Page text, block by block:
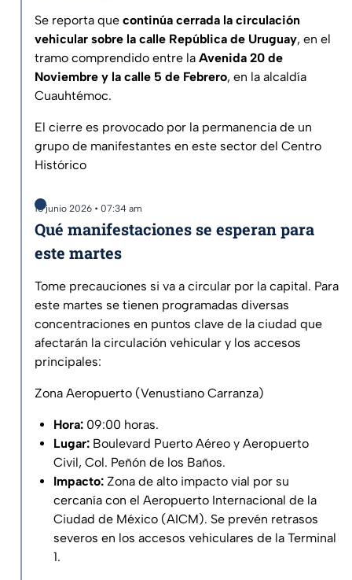
Se reporta que continúa cerrada la circulación
vehicular sobre la calle República de Uruguay, en el
tramo comprendido entre la Avenida 20 de
Noviembre y la calle 5 de Febrero, en la alcaldía
Cuauhtémoc.
El cierre es provocado por la permanencia de un
grupo de manifestantes en este sector del Centro
Histórico
16 junio 2026 • 07:34 am
Qué manifestaciones se esperan para
este martes
Tome precauciones si va a circular por la capital. Para
este martes se tienen programadas diversas
concentraciones en puntos clave de la ciudad que
afectarán la circulación vehicular y los accesos
principales:
Zona Aeropuerto (Venustiano Carranza)
Hora: 09:00 horas.
Lugar: Boulevard Puerto Aéreo y Aeropuerto
Civil, Col. Peñón de los Baños.
Impacto: Zona de alto impacto vial por su
cercanía con el Aeropuerto Internacional de la
Ciudad de México (AICM). Se prevén retrasos
severos en los accesos vehiculares de la Terminal
1.